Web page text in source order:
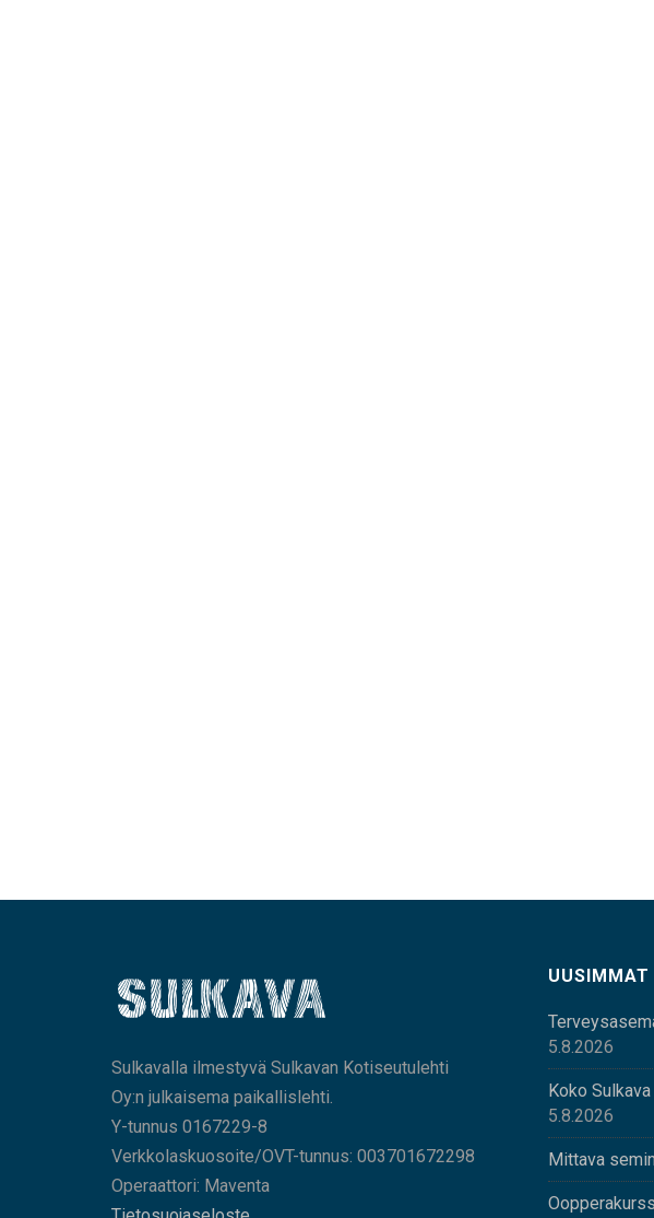
Sulkavalla ilmestyvä Sulkavan Kotiseutulehti
Oy:n julkaisema paikallislehti.
Y-tunnus 0167229-8
Verkkolaskuosoite/OVT-tunnus: 003701672298
Operaattori: Maventa
UUSIMMAT
5.8.2026
Koko
5.8.2026
Mittava